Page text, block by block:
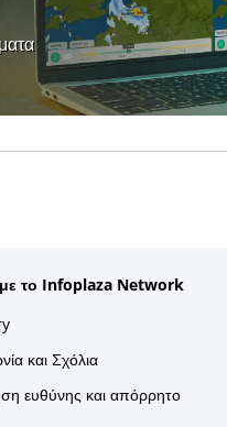
με το Infoplaza Network
και Σχόλια
ευθύνης και απόρρητο